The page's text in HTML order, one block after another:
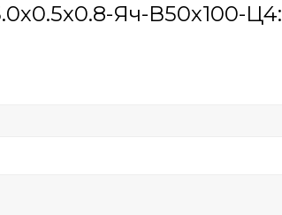
Яч-В50х100-Ц4: